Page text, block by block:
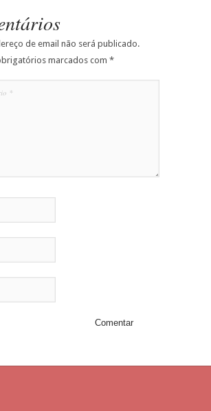
de email não será publicado.
marcados com *